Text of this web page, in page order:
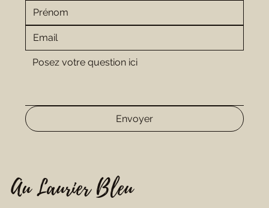
Envoyer
Au Laurier Bleu